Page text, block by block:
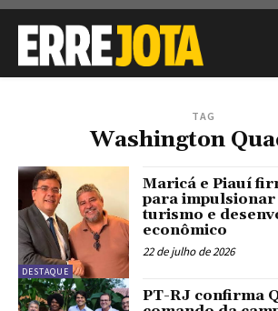
TAG
Washington
DESTAQUE
Maricá e Piauí
para impulsionar
turismo e
econômico
22 de julho de 2026
PT-RJ confirma